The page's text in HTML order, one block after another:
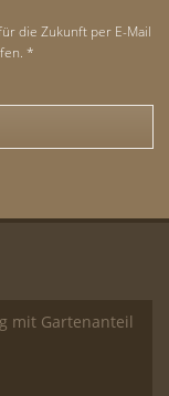
die Zukunft per E-Mail
*
mit Gartenanteil